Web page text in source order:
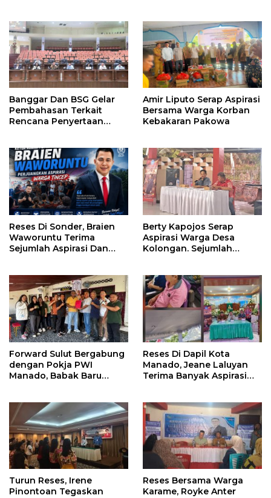
Banggar Dan BSG Gelar
Pembahasan Terkait
Rencana Penyertaan
Amir Liputo Serap Aspirasi
Bersama Warga Korban
Kebakaran Pakowa
Reses Di Sonder, Braien
Waworuntu Terima
Sejumlah Aspirasi Dan
Berty Kapojos Serap
Aspirasi Warga Desa
Kolongan. Sejumlah
Forward Sulut Bergabung
dengan Pokja PWI
Manado, Babak Baru
Reses Di Dapil Kota
Manado, Jeane Laluyan
Terima Banyak Aspirasi
Turun Reses, Irene
Pinontoan Tegaskan
Reses Bersama Warga
Karame, Royke Anter